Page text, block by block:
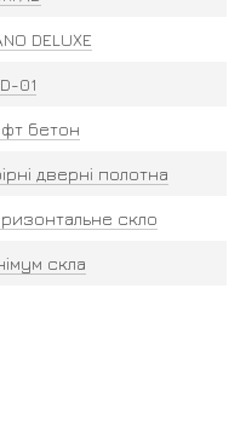
DELUXE
01
бетон
дверні полотна
скло
скла